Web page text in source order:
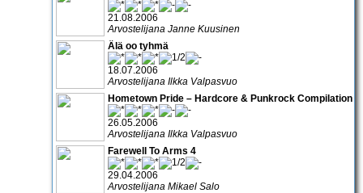
21.08.2006
Arvostelijana Janne Kuusinen
Älä oo tyhmä
18.07.2006
Arvostelijana Ilkka Valpasvuo
Hometown Pride – Hardcore & Punkrock Compilation
26.05.2006
Arvostelijana Ilkka Valpasvuo
Farewell To Arms 4
29.04.2006
Arvostelijana Mikael Salo